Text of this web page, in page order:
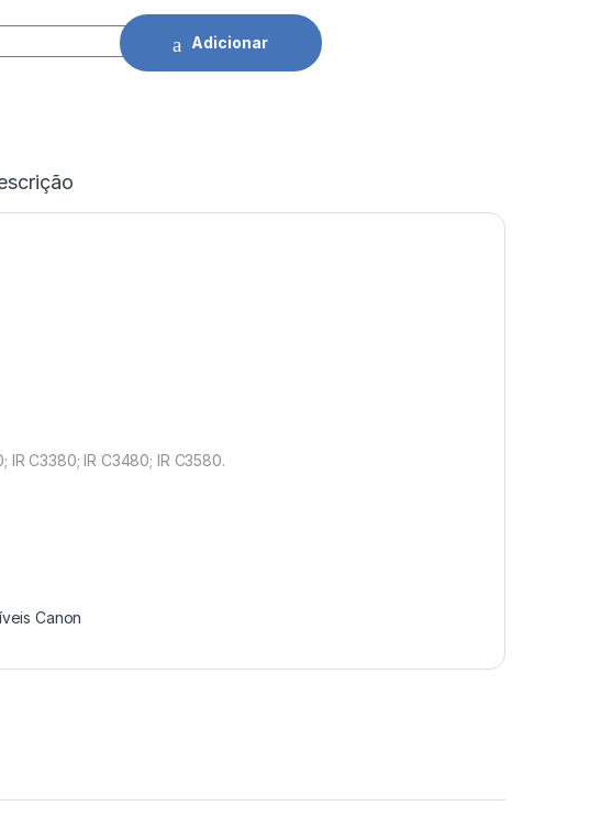
Comp. Canon C-EXV21 MG (0454B002) quantidade
Adicionar
IR C3380; IR C3480; IR C3580.
Canon